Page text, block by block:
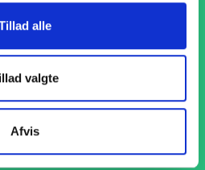
alle
valgte
Afvis
1-4 dage sikrer vi, at dine
Vi står klar til at levere
holde dit produktionsflow